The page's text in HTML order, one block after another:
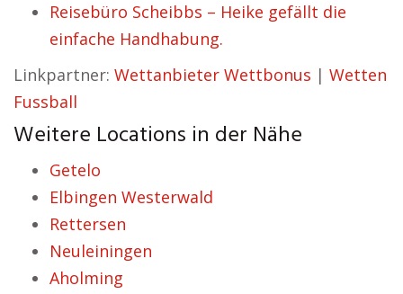
Reisebüro Scheibbs – Heike gefällt die
einfache Handhabung.
Linkpartner: Wettanbieter Wettbonus | Wetten
Fussball
Weitere Locations in der Nähe
Getelo
Elbingen Westerwald
Rettersen
Neuleiningen
Aholming